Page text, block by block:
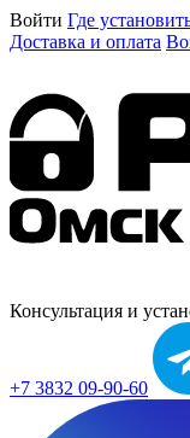
Войти Где
Доставка и оплата
Консультация и
+7 3832 09-90-60